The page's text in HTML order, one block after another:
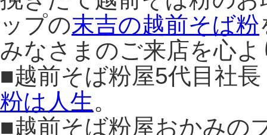
ップの末吉の越前そば粉
みなさまのご来店を心
■越前そば粉屋5代目社
粉は人生。
■越前そば粉屋おかみの